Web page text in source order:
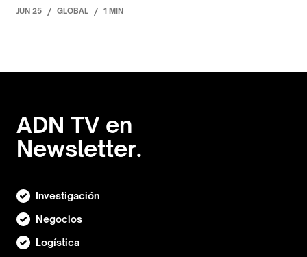
JUN 25 / GLOBAL / 1 MIN
ADN TV en
Newsletter.
Investigación
Negocios
Logística